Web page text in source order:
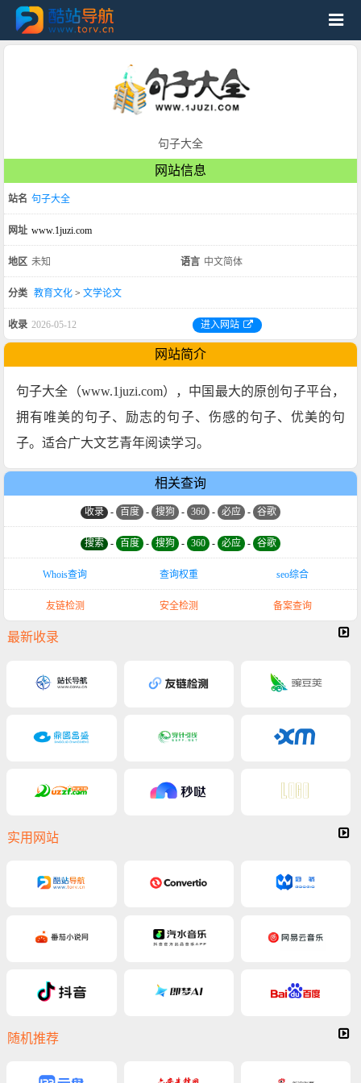
句子大全
网站信息
站名 句子大全
网址 www.1juzi.com
地区 未知 语言 中文简体
分类 教育文化 > 文学论文
收录 2026-05-12 进入网站
网站简介
句子大全（www.1juzi.com），中国最大的原创句子平台，
拥有唯美的句子、励志的句子、伤感的句子、优美的句
子。适合广大文艺青年阅读学习。
相关查询
收录 - 百度 - 搜狗 - 360 - 必应 - 谷歌
搜索 - 百度 - 搜狗 - 360 - 必应 - 谷歌
Whois查询 查询权重 seo综合
友链检测 安全检测 备案查询
最新收录
实用网站
随机推荐